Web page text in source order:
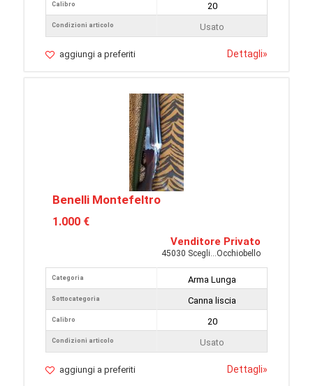
Calibro
Condizioni articolo
20
Usato
aggiungi a preferiti Dettagli»
Benelli Montefeltro
1.000 €
Venditore Privato
45030 Scegli...Occhiobello
Categoria
Sottocategoria
Calibro
Condizioni articolo
Arma Lunga
Canna liscia
20
Usato
aggiungi a preferiti Dettagli»